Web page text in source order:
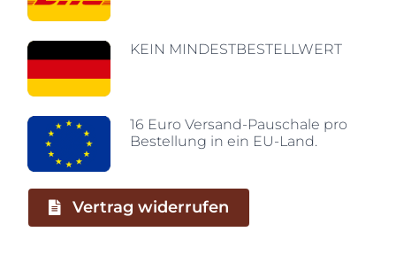
KEIN MINDESTBESTELLWERT
16 Euro Versand-Pauschale pro
Bestellung in ein EU-Land.
Vertrag widerrufen